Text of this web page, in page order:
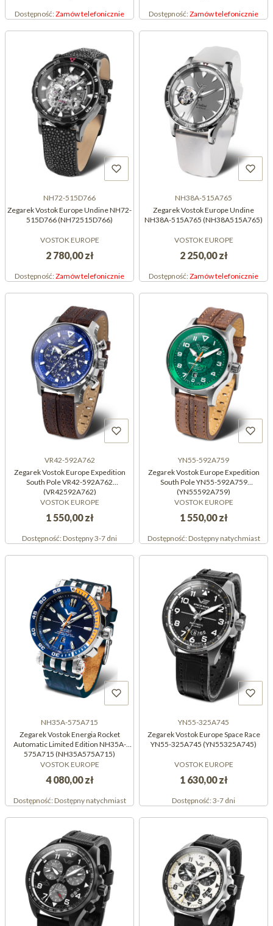
Dostępność:Zamów telefonicznie Dostępność:Zamów telefonicznie
NH72-515D766
Zegarek Vostok Europe Undine NH72-
515D766 (NH72515D766)
VOSTOK EUROPE
2 780,00 zł
Dostępność:Zamów telefonicznie
NH38A-515A765
Zegarek Vostok Europe Undine
NH38A-515A765 (NH38A515A765)
VOSTOK EUROPE
2 250,00 zł
Dostępność:Zamów telefonicznie
VR42-592A762
Zegarek Vostok Europe Expedition
South Pole VR42-592A762
(VR42592A762)
VOSTOK EUROPE
1 550,00 zł
Dostępność:Dostępny 3-7 dni
YN55-592A759
Zegarek Vostok Europe Expedition
South Pole YN55-592A759
(YN55592A759)
VOSTOK EUROPE
1 550,00 zł
Dostępność:Dostępny natychmiast
NH35A-575A715
Zegarek Vostok Energia Rocket
Automatic Limited Edition NH35A-
575A715 (NH35A575A715)
VOSTOK EUROPE
4 080,00 zł
Dostępność:Dostępny natychmiast
YN55-325A745
Zegarek Vostok Europe Space Race
YN55-325A745 (YN55325A745)
VOSTOK EUROPE
1 630,00 zł
Dostępność:3-7 dni